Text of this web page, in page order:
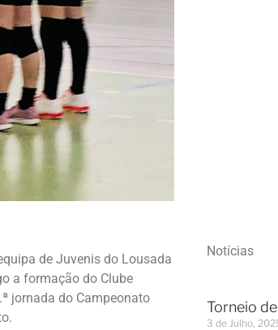
de Juvenis do Lousada
a formação do Clube
jornada do Campeonato
Notícias
Torneio
3 de Julho,